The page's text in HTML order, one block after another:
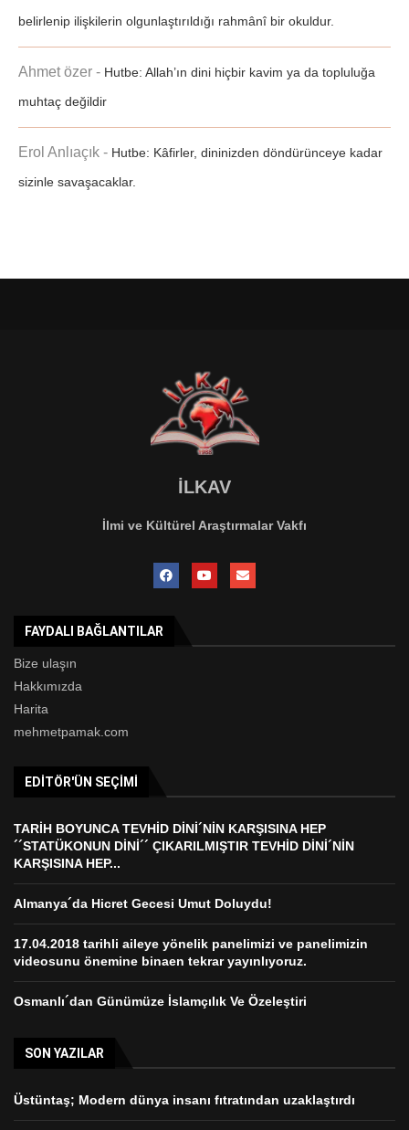
belirlenip ilişkilerin olgunlaştırıldığı rahmânî bir okuldur.
Ahmet özer - Hutbe: Allah’ın dini hiçbir kavim ya da topluluğa
muhtaç değildir
Erol Anlıaçık - Hutbe: Kâfirler, dininizden döndürünceye kadar
sizinle savaşacaklar.
İLKAV
İlmi ve Kültürel Araştırmalar Vakfı
FAYDALI BAĞLANTILAR
Bize ulaşın
Hakkımızda
Harita
mehmetpamak.com
EDITÖR'ÜN SEÇIMI
TARİH BOYUNCA TEVHİD DİNİ´NİN KARŞISINA HEP
´´STATÜKONUN DİNİ´´ ÇIKARILMIŞTIR TEVHİD DİNİ´NİN
KARŞISINA HEP...
Almanya´da Hicret Gecesi Umut Doluydu!
17.04.2018 tarihli aileye yönelik panelimizi ve panelimizin
videosunu önemine binaen tekrar yayınlıyoruz.
Osmanlı´dan Günümüze İslamçılık Ve Özeleştiri
SON YAZILAR
Üstüntaş; Modern dünya insanı fıtratından uzaklaştırdı